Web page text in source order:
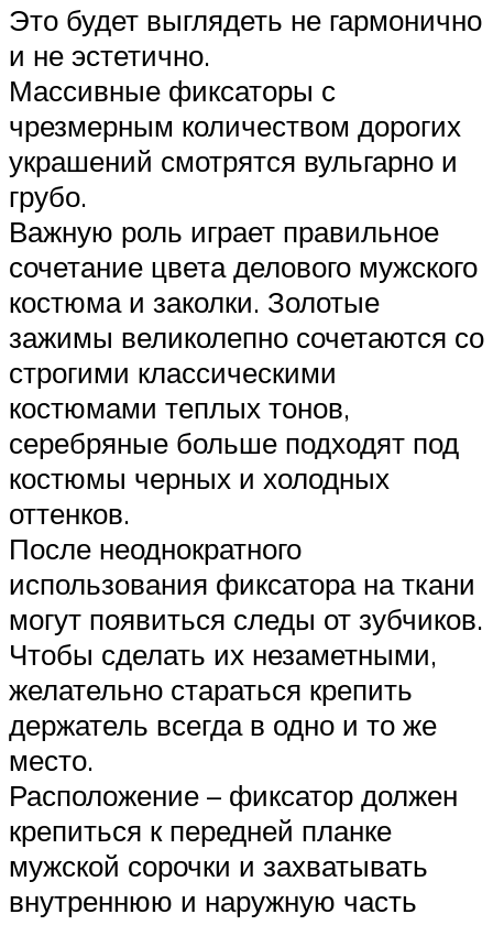
Это будет выглядеть не гармонично
и не эстетично.
Массивные фиксаторы с
чрезмерным количеством дорогих
украшений смотрятся вульгарно и
грубо.
Важную роль играет правильное
сочетание цвета делового мужского
костюма и заколки. Золотые
зажимы великолепно сочетаются со
строгими классическими
костюмами теплых тонов,
серебряные больше подходят под
костюмы черных и холодных
оттенков.
После неоднократного
использования фиксатора на ткани
могут появиться следы от зубчиков.
Чтобы сделать их незаметными,
желательно стараться крепить
держатель всегда в одно и то же
место.
Расположение – фиксатор должен
крепиться к передней планке
мужской сорочки и захватывать
внутреннюю и наружную часть